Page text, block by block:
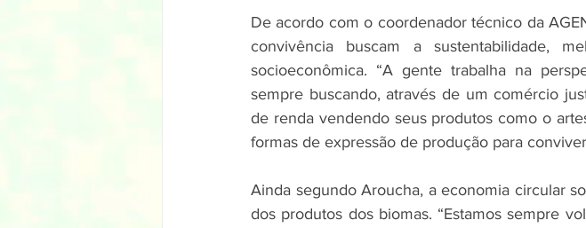
De acordo com o coordenador técnico da
convivência buscam a sustentabilidade,
socioeconômica. “A gente trabalha na
sempre buscando, através de um comércio
de renda vendendo seus produtos como o
formas de expressão de produção para
Ainda segundo Aroucha, a economia circular
dos produtos dos biomas. “Estamos sempre